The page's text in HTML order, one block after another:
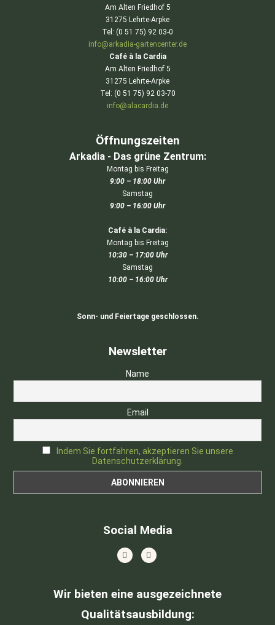
Am Alten Friedhof 5
31275 Lehrte-Arpke
Tel: (0 51 75) 92 03-0
info@arkadia-gartencenter.de
Café à la Cardia
Am Alten Friedhof 5
31275 Lehrte-Arpke
Tel: (0 51 75) 92 03-70
info@alacardia.de
Öffnungszeiten
Arkadia - Das grüne Zentrum:
Montag bis Freitag
9:00 – 18:00 Uhr
Samstag
9:00 – 16:00 Uhr
Café à la Cardia:
Montag bis Freitag
10:30 – 17:00 Uhr
Samstag
10:00 – 16:00 Uhr
Sonn- und Feiertage geschlossen.
Newsletter
Name
Email
Indem Sie fortfahren, akzeptieren Sie unsere
Datenschutzerklärung.
Social Media
Wir bieten eine ausgezeichnete
Qualitätsausbildung: